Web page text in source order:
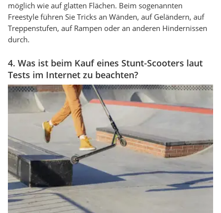
möglich wie auf glatten Flächen. Beim sogenannten
Freestyle führen Sie Tricks an Wänden, auf Geländern, auf
Treppenstufen, auf Rampen oder an anderen Hindernissen
durch.
4. Was ist beim Kauf eines Stunt-Scooters laut
Tests im Internet zu beachten?